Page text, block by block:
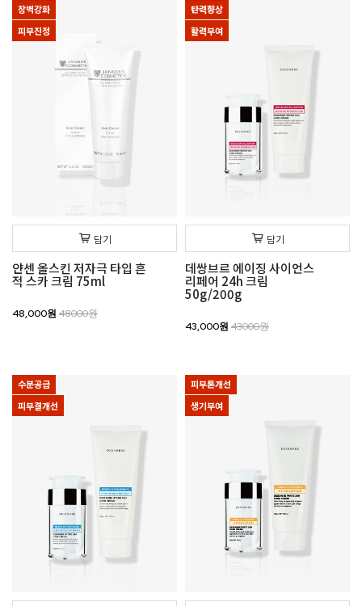
장벽강화
피부진정
담기
얀센 올스킨 저자극 타입 흔
적 스카 크림 75ml
48,000원 48000원
탄력향상
활력부여
담기
데쌍브르 에이징 사이언스
리페어 24h 크림
50g/200g
43,000원 43000원
수분공급
피부결개선
피부톤개선
생기부여